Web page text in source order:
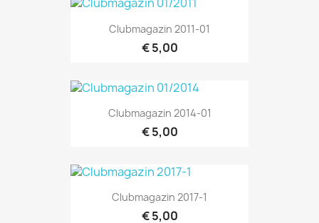
Clubmagazin 2011-01
€ 5,00
Clubmagazin 2014-01
€ 5,00
Clubmagazin 2017-1
€ 5,00